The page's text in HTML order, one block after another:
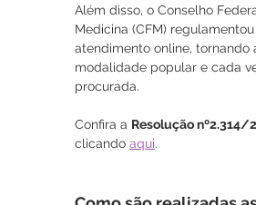
Além disso, o Conselho
Medicina (CFM)
atendimento online, tornando
modalidade popular e cada
procurada.
Confira a Resolução nº2.314/
clicando aqui.